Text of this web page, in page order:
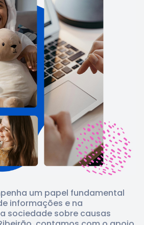
um papel fundamental
informações e na
sociedade sobre causas